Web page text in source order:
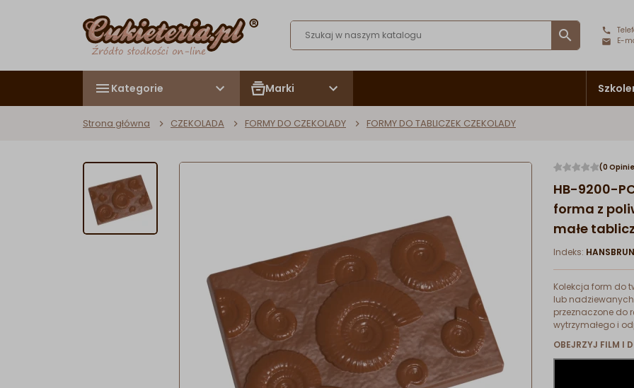

E-
Kategorie Marki
Strona główna CZEKOLADA FORMY DO CZEKOLADY FORMY DO TABLICZEK CZEKOLADY
(0
HB-9200-PC
forma z
małe
Indeks:
Kolekcja form do
lub
przeznaczone do
wytrzymałego i
OBEJRZYJ FILM I